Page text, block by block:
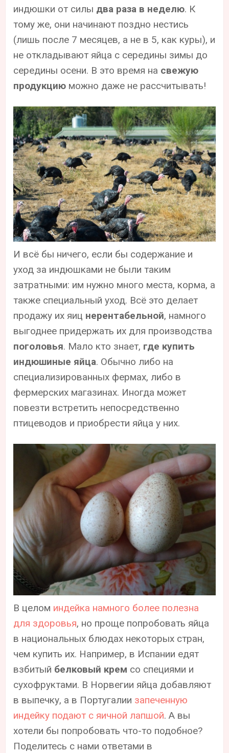
индюшки от силы два раза в неделю. К
тому же, они начинают поздно нестись
(лишь после 7 месяцев, а не в 5, как куры), и
не откладывают яйца с середины зимы до
середины осени. В это время на свежую
продукцию можно даже не рассчитывать!
И всё бы ничего, если бы содержание и
уход за индюшками не были таким
затратными: им нужно много места, корма, а
также специальный уход. Всё это делает
продажу их яиц нерентабельной, намного
выгоднее придержать их для производства
поголовья. Мало кто знает, где купить
индюшиные яйца. Обычно либо на
специализированных фермах, либо в
фермерских магазинах. Иногда может
повезти встретить непосредственно
птицеводов и приобрести яйца у них.
В целом индейка намного более полезна
для здоровья, но проще попробовать яйца
в национальных блюдах некоторых стран,
чем купить их. Например, в Испании едят
взбитый белковый крем со специями и
сухофруктами. В Норвегии яйца добавляют
в выпечку, а в Португалии запеченную
индейку подают с яичной лапшой. А вы
хотели бы попробовать что-то подобное?
Поделитесь с нами ответами в